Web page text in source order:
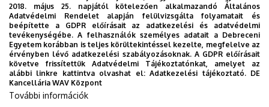
E-mail cím
szabo.szandra@balashazy.uni
deb.hu
Cím 4014 Debrecen Zsálya köz 4
Épület
2018. május 25. napjától kötelezően alkalmazandó Általános
Adatvédelmi Rendelet alapján felülvizsgálta folyamatait és
beépítette a GDPR előírásait az adatkezelési és adatvédelmi
tevékenységébe. A felhasználók személyes adatait a Debreceni
Egyetem korábban is teljes körültekintéssel kezelte, megfelelve az
érvényben lévő adatkezelési szabályozásoknak. A GDPR előírásait
követve frissítettük Adatvédelmi Tájékoztatónkat, amelyet az
alábbi linkre kattintva olvashat el:Adatkezelési tájékoztató. DE
Kancellária WAV Központ
További információk